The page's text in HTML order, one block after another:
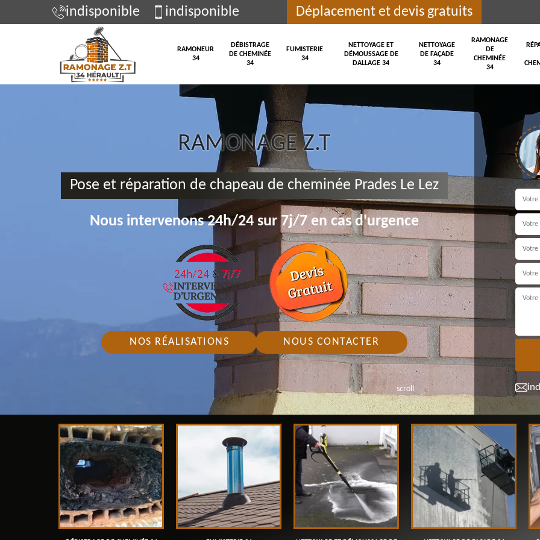
indisponible indisponible Déplacement et devis gratuits
RAMONEUR
34
DÉBISTRAGE
DE CHEMINÉE
34
FUMISTERIE
34
NETTOYAGE ET
DÉMOUSSAGE DE
DALLAGE 34
NETTOYAGE
DE FAÇADE
34
RAMONAGE
DE
CHEMINÉE
34
scroll
RAMONAGE Z.T
Pose et réparation de chapeau de cheminée Prades Le Lez
Nous intervenons 24h/24 sur 7j/7 en cas d'urgence
NOS RÉALISATIONS NOUS CONTACTER